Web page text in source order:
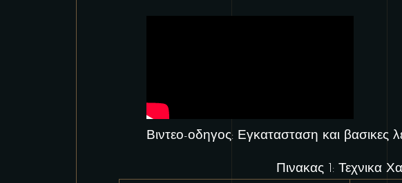
Βιντεο-οδηγος: Εγκατασταση και βασικες
Πινακας 1: Τεχνικα